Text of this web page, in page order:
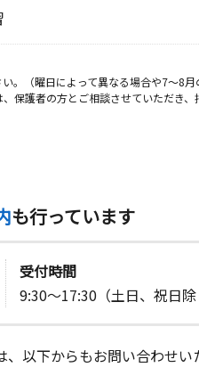
（曜日によって異なる場合や7～8月
護者の方とご相談させていただき、
も行っています
受付時間
9:30～17:30（土日、祝日除
以下からもお問い合わせい